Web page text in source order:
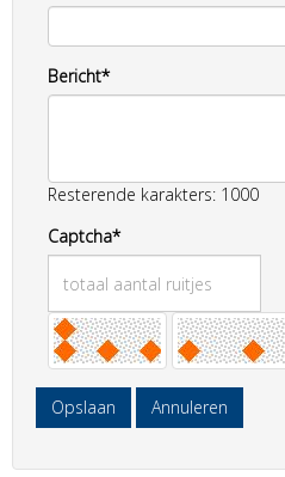
Bericht*
Resterende karakters: 1000
Captcha*
Opslaan Annuleren